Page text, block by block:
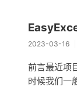
2023-03-16
前言最近项
时候我们一